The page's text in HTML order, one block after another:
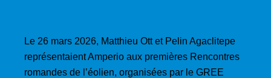
Le 26 mars 2026, Matthieu Ott et Pelin Agaclitepe
représentaient Amperio aux premières Rencontres
romandes de l’éolien, organisées par le GREE